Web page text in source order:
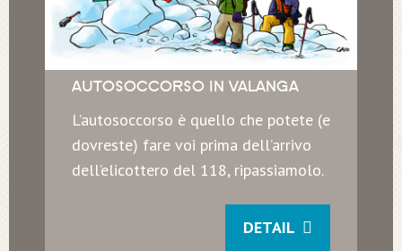
AUTOSOCCORSO IN VALANGA
L’autosoccorso è quello che potete (e
dovreste) fare voi prima dell’arrivo
dell’elicottero del 118, ripassiamolo.
DETAIL